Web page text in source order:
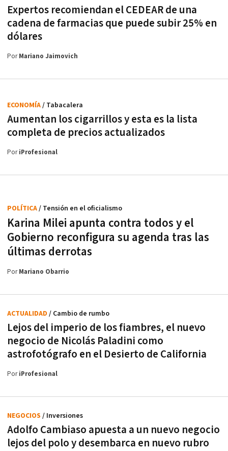
Expertos recomiendan el CEDEAR de una
cadena de farmacias que puede subir 25% en
dólares
PorMariano Jaimovich
Aumentan los cigarrillos y esta es la lista
completa de precios actualizados
ECONOMÍA/ Tabacalera
PoriProfesional
Karina Milei apunta contra todos y el
Gobierno reconfigura su agenda tras las
últimas derrotas
POLÍTICA/ Tensión en el oficialismo
PorMariano Obarrio
Lejos del imperio de los fiambres, el nuevo
negocio de Nicolás Paladini como
astrofotógrafo en el Desierto de California
ACTUALIDAD / Cambio de rumbo
PoriProfesional
Adolfo Cambiaso apuesta a un nuevo negocio
lejos del polo y desembarca en nuevo rubro
NEGOCIOS / Inversiones